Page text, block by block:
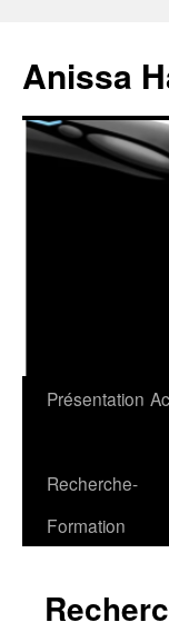
contenu
Anissa
Présentation
Recherche-
Formation